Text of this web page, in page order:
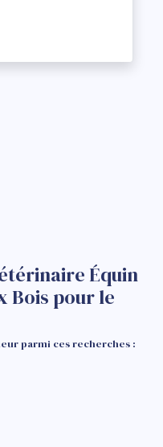
Équin
Bois pour le
parmi ces recherches :